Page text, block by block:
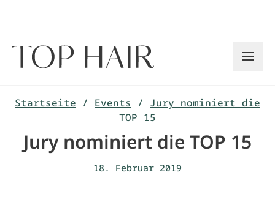
Startseite / Events / Jury nominiert die
TOP 15
Jury nominiert die TOP 15
18. Februar 2019